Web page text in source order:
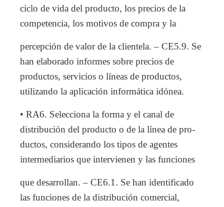
ciclo de vida del producto, los precios de la
competencia, los motivos de compra y la
percepción de valor de la clientela. – CE5.9. Se
han elaborado informes sobre precios de
productos, servicios o líneas de productos,
utilizando la aplicación informática idónea.
• RA6. Selecciona la forma y el canal de
distribución del producto o de la línea de pro-
ductos, considerando los tipos de agentes
intermediarios que intervienen y las funciones
que desarrollan. – CE6.1. Se han identificado
las funciones de la distribución comercial,